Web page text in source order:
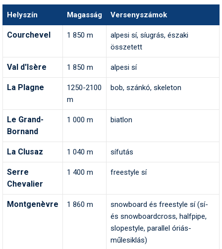
Helyszín Magasság Versenyszámok
Courchevel 1 850 m
alpesi sí, síugrás, északi
összetett
Val d'Isère 1 850 m alpesi sí
La Plagne
1250-2100
m
bob, szánkó, skeleton
Le Grand-
Bornand
1 000 m biatlon
La Clusaz 1 040 m sífutás
Serre
Chevalier
1 400 m freestyle sí
Montgenèvre 1 860 m
snowboard és freestyle sí (sí-
és snowboardcross, halfpipe,
slopestyle, parallel óriás-
műlesiklás)